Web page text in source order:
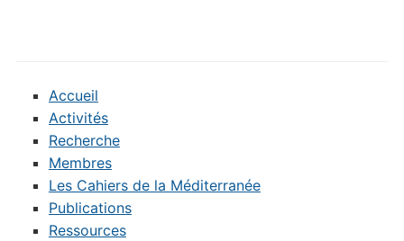
Accueil
Activités
Recherche
Membres
Les Cahiers de la Méditerranée
Publications
Ressources